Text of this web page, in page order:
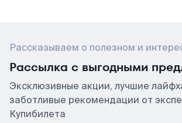
Рассказываем о полезном и
Рассылка с выгодными
Эксклюзивные акции, лучшие
заботливые рекомендации от
Купибилета